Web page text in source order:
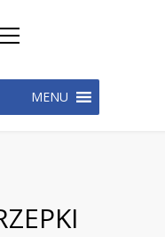
MENU